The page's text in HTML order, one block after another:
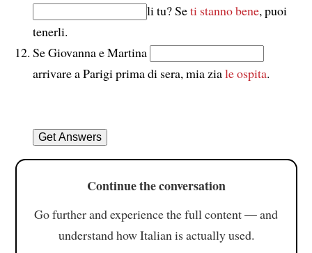
li tu? Seti stanno bene, puoi
tenerli.
Se Giovanna e Martina
arrivare a Parigi prima di sera, mia ziale ospita.
Continue the conversation
Go further and experience the full content — and
understand how Italian is actually used.